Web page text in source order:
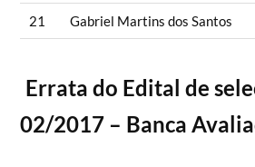
21 Gabriel Martins dos Santos
Errata do Edital de
02/2017 – Banca